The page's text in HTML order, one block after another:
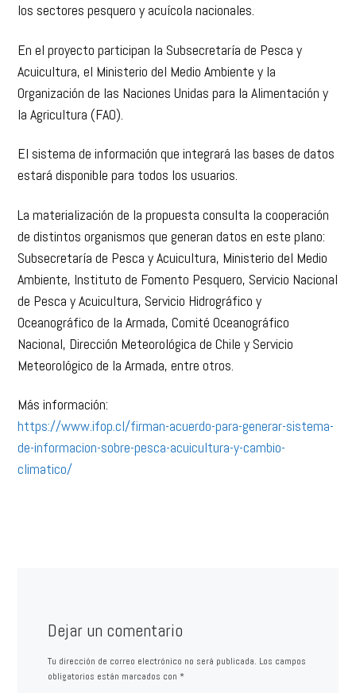
los sectores pesquero y acuícola nacionales.
En el proyecto participan la Subsecretaría de Pesca y
Acuicultura, el Ministerio del Medio Ambiente y la
Organización de las Naciones Unidas para la Alimentación y
la Agricultura (FAO).
El sistema de información que integrará las bases de datos
estará disponible para todos los usuarios.
La materialización de la propuesta consulta la cooperación
de distintos organismos que generan datos en este plano:
Subsecretaría de Pesca y Acuicultura, Ministerio del Medio
Ambiente, Instituto de Fomento Pesquero, Servicio Nacional
de Pesca y Acuicultura, Servicio Hidrográfico y
Oceanográfico de la Armada, Comité Oceanográfico
Nacional, Dirección Meteorológica de Chile y Servicio
Meteorológico de la Armada, entre otros.
Más información:
https://www.ifop.cl/firman-acuerdo-para-generar-sistema-
de-informacion-sobre-pesca-acuicultura-y-cambio-
climatico/
Dejar un comentario
Tu dirección de correo electrónico no será publicada. Los campos
obligatorios están marcados con *